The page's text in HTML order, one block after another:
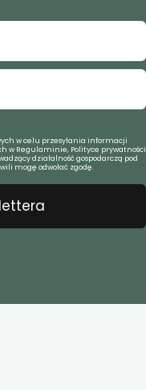
w celu przesyłania informacji
w Regulaminie, Polityce prywatności
działalność gospodarczą pod
mogę odwołać zgodę.